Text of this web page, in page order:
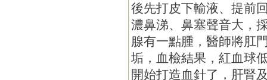
後先打皮下輸液、提前
濃鼻涕、鼻塞聲音大，
腺有一點腫，醫師將肛
垢，血檢結果，紅血球
開始打造血針了，肝腎